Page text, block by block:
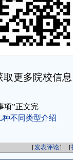
取更多院校信息
项”正文完
不同类型介绍
［ 发表评论］［